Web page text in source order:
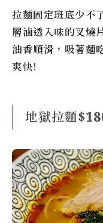
拉麵固定班底少不
層滷透入味的叉燒
油香順滑，吸著麵
爽快!
地獄拉麵